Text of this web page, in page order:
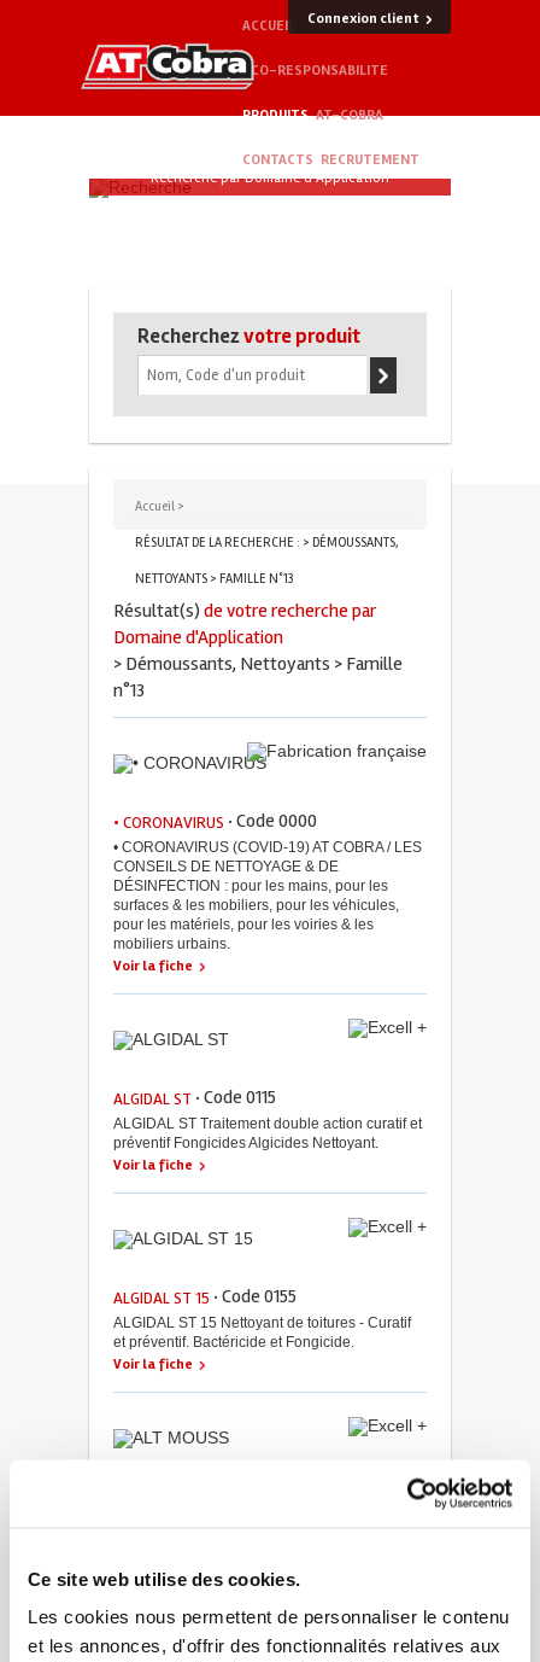
Ce site web utilise des cookies.
Les cookies nous permettent de personnaliser le contenu
et les annonces, d'offrir des fonctionnalités relatives aux
ACCUEIL
ECO-RESPONSABILITE
PRODUITS AT-COBRA
CONTACTS RECRUTEMENT
Connexion client
Recherche par Domaine d'Application
Recherchezvotre produit
Accueil >
RÉSULTAT DE LA RECHERCHE : > DÉMOUSSANTS,
NETTOYANTS > FAMILLE N°13
Résultat(s) de votre recherche par
Domaine d'Application
> Démoussants, Nettoyants > Famille
n°13
• CORONAVIRUS · Code 0000
• CORONAVIRUS (COVID-19) AT COBRA / LES
CONSEILS DE NETTOYAGE & DE
DÉSINFECTION : pour les mains, pour les
surfaces & les mobiliers, pour les véhicules,
pour les matériels, pour les voiries & les
mobiliers urbains.
Voir la fiche
ALGIDAL ST · Code 0115
ALGIDAL ST Traitement double action curatif et
préventif Fongicides Algicides Nettoyant.
Voir la fiche
ALGIDAL ST 15 · Code 0155
ALGIDAL ST 15 Nettoyant de toitures - Curatif
et préventif. Bactéricide et Fongicide.
Voir la fiche
nettoyage des verdissures, Nettoyant détergent,
Voir la fiche